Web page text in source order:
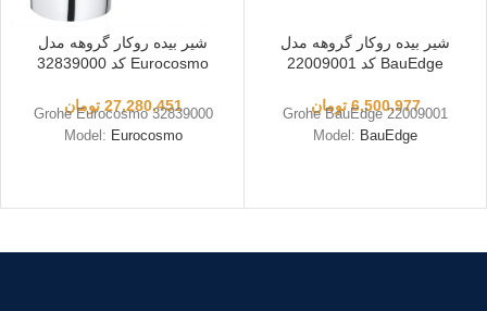
شیر بیده روکار گروهه مدل
BauEdge کد 22009001
6,500,977 تومان
Grohe BauEdge 22009001
Model: BauEdge
شیر بیده روکار گروهه مدل
Eurocosmo کد 32839000
27,280,451 تومان
Grohe Eurocosmo 32839000
Model: Eurocosmo